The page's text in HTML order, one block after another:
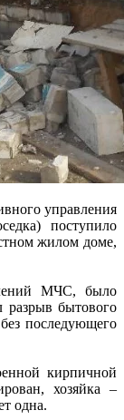
управления
поступило
жилом доме,
МЧС, было
разрыв бытового
последующего
кирпичной
хозяйка –
одна.